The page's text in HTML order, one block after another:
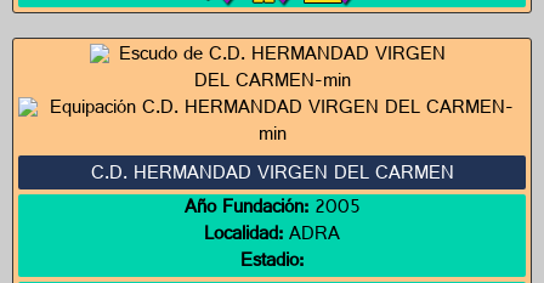
C.D. HERMANDAD VIRGEN DEL CARMEN
Año Fundación:2005
Localidad:ADRA
Estadio: